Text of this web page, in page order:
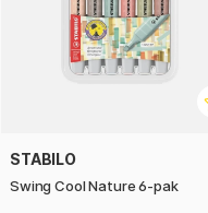
STABILO
Swing Cool Nature 6-pak